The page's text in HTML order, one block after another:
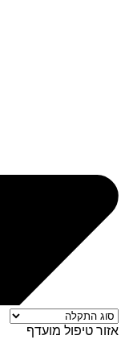
אזור טיפול מועדף